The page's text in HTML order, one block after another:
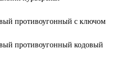
противоугонный с ключом
противоугонный кодовый